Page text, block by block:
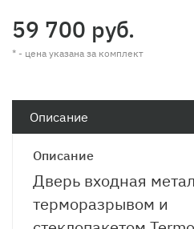
59 700 руб.
* - цена указана за комплект
Описание
Описание
Дверь входная
терморазрывом и